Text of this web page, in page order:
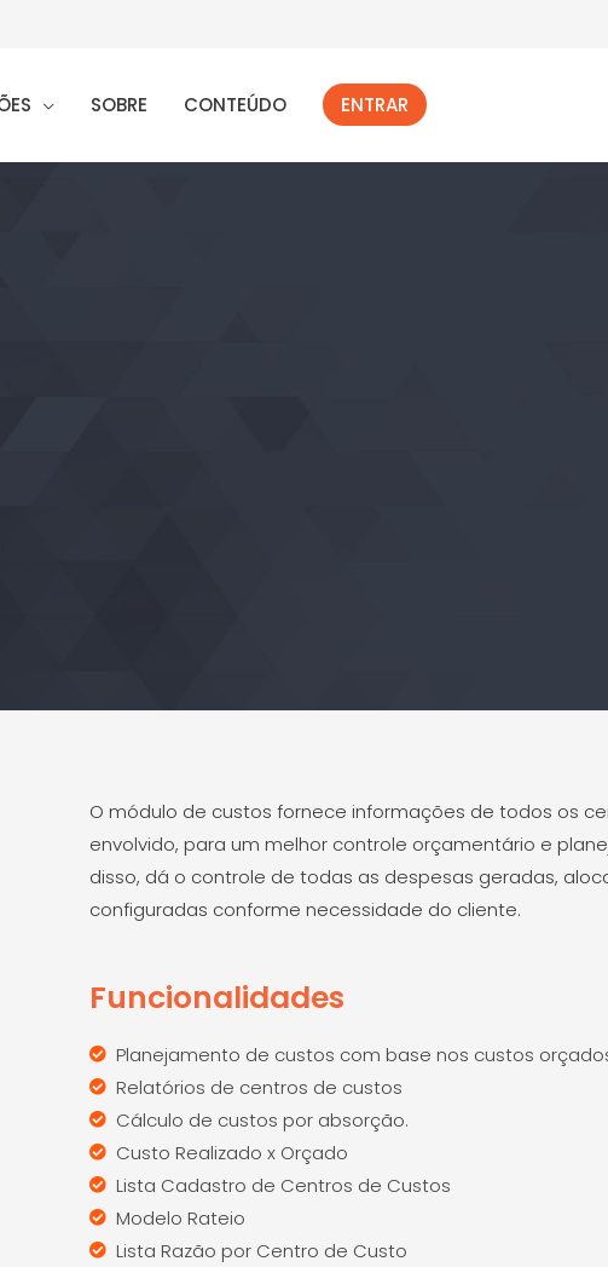
SOBRE CONTEÚDO ENTRAR
O módulo de custos fornece informações de todos os
envolvido, para um melhor controle orçamentário e
disso, dá o controle de todas as despesas geradas,
configuradas conforme necessidade do cliente.
Funcionalidades
Planejamento de custos com base nos custos
Relatórios de centros de custos
Cálculo de custos por absorção.
Custo Realizado x Orçado
Lista Cadastro de Centros de Custos
Modelo Rateio
Lista Razão por Centro de Custo